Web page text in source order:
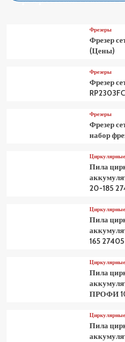
Фрезеры
Фрезер
(Цены)
Фрезеры
Фрезер
Фрезеры
Фрезер
набор
Пила
20-185
Пила
165
Пила
ПРОФИ
Пила